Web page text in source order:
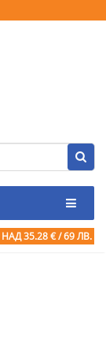
НАД 35.28 € / 69 ЛВ.